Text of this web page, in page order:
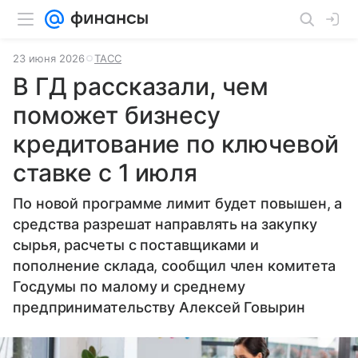
23 июня 2026 ТАСС
В ГД рассказали, чем
поможет бизнесу
кредитование по ключевой
ставке с 1 июля
По новой программе лимит будет повышен, а
средства разрешат направлять на закупку
сырья, расчеты с поставщиками и
пополнение склада, сообщил член комитета
Госдумы по малому и среднему
предпринимательству Алексей Говырин